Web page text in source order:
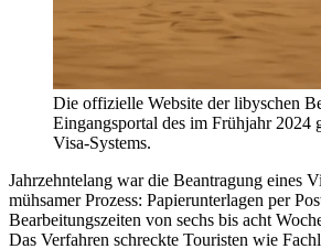
Die offizielle Website der libyschen
Eingangsportal des im Frühjahr 2024
Visa-Systems.
Jahrzehntelang war die Beantragung eines
mühsamer Prozess: Papierunterlagen per
Bearbeitungszeiten von sechs bis acht
Das Verfahren schreckte Touristen wie